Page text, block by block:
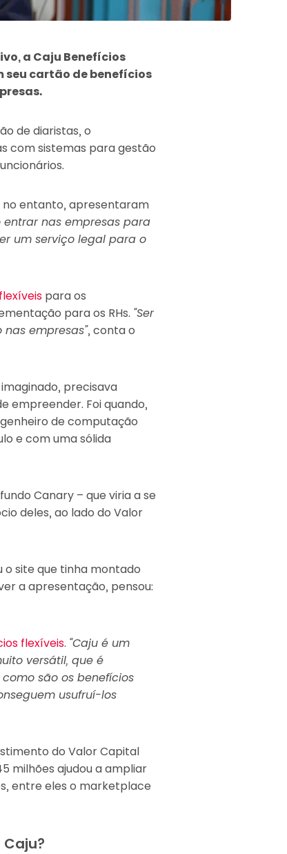
a Caju Benefícios
seu cartão de benefícios
de diaristas, o
com sistemas para gestão
no entanto, apresentaram
entrar nas empresas para
um serviço legal para o
para os
para os RHs. “Ser
empresas”, conta o
precisava
empreender. Foi quando,
de computação
e com uma sólida
Canary – que viria a se
deles, ao lado do Valor
o site que tinha montado
a apresentação, pensou:
flexíveis. “Caju é um
versátil, que é
são os benefícios
usufruí-los
do Valor Capital
milhões ajudou a ampliar
entre eles o marketplace